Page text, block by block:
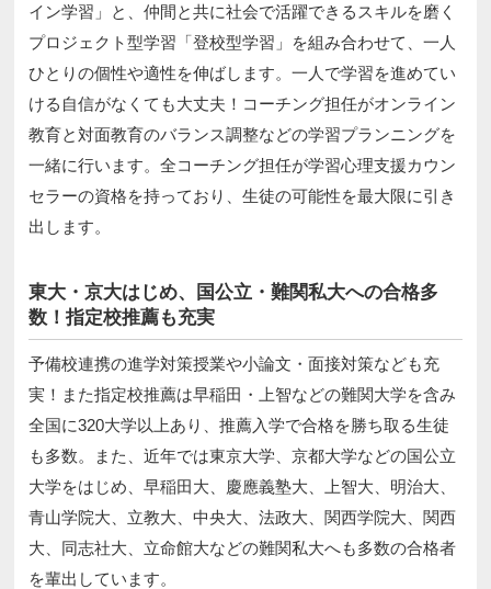
イン学習」と、仲間と共に社会で活躍できるスキルを磨く
プロジェクト型学習「登校型学習」を組み合わせて、一人
ひとりの個性や適性を伸ばします。一人で学習を進めてい
ける自信がなくても大丈夫！コーチング担任がオンライン
教育と対面教育のバランス調整などの学習プランニングを
一緒に行います。全コーチング担任が学習心理支援カウン
セラーの資格を持っており、生徒の可能性を最大限に引き
出します。
東大・京大はじめ、国公立・難関私大への合格多
数！指定校推薦も充実
予備校連携の進学対策授業や小論文・面接対策なども充
実！また指定校推薦は早稲田・上智などの難関大学を含み
全国に320大学以上あり、推薦入学で合格を勝ち取る生徒
も多数。また、近年では東京大学、京都大学などの国公立
大学をはじめ、早稲田大、慶應義塾大、上智大、明治大、
青山学院大、立教大、中央大、法政大、関西学院大、関西
大、同志社大、立命館大などの難関私大へも多数の合格者
を輩出しています。